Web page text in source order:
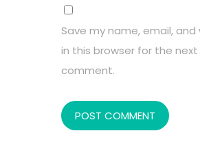
Save my name, email,
in this browser for the
comment.